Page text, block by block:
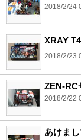
2018/2/24
XRAY
2018/2/23
ZEN-RC
2018/2/22
あけま